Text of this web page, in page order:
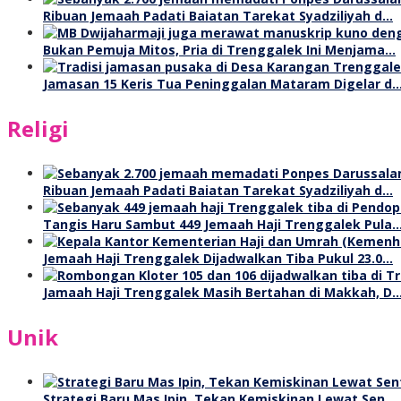
Ribuan Jemaah Padati Baiatan Tarekat Syadziliyah d…
Bukan Pemuja Mitos, Pria di Trenggalek Ini Menjama…
Jamasan 15 Keris Tua Peninggalan Mataram Digelar
Religi
Ribuan Jemaah Padati Baiatan Tarekat Syadziliyah d…
Tangis Haru Sambut 449 Jemaah Haji Trenggalek
Jemaah Haji Trenggalek Dijadwalkan Tiba Pukul 23.0…
Jamaah Haji Trenggalek Masih Bertahan di Makkah,
Unik